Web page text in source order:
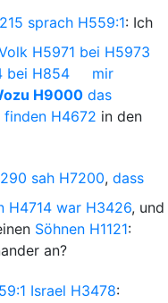
sprach H559:1: Ich
H5971 bei H5973
bei H854
mir
H9000 das
finden H4672 in den
sah H7200, dass
H4714 war H3426, und
Söhnen H1121:
an?
Israel H3478: